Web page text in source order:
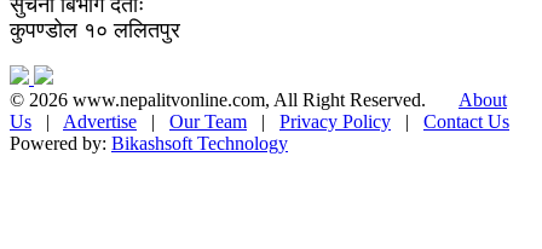
सुचना बिभाग दर्ताः
कुपण्डोल १० ललितपुर
© 2026 www.nepalitvonline.com, All Right Reserved. About
Us
Advertise Our Team Privacy Policy
Contact Us
Powered by: Bikashsoft Technology